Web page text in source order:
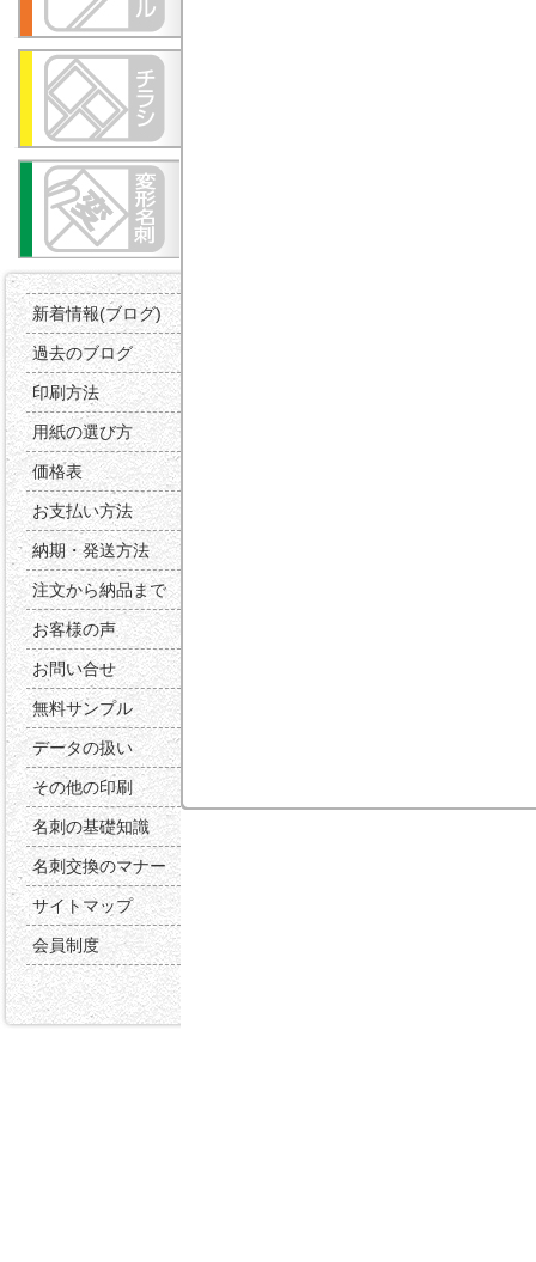
新着情報(ブログ)
過去のブログ
印刷方法
用紙の選び方
価格表
お支払い方法
納期・発送方法
注文から納品まで
お客様の声
お問い合せ
無料サンプル
データの扱い
その他の印刷
名刺の基礎知識
名刺交換のマナー
サイトマップ
会員制度